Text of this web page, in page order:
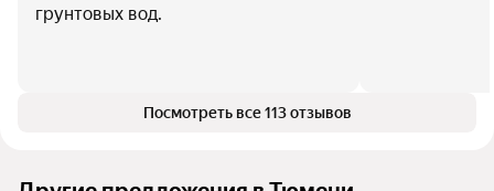
грунтовых вод.
Посмотреть все 113 отзывов